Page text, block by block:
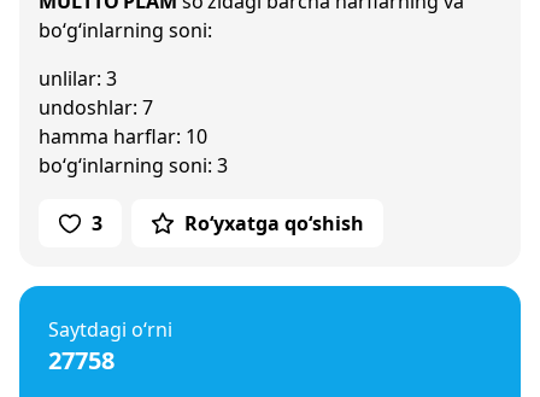
bo‘g‘inlarning soni:
unlilar: 3
undoshlar: 7
hamma harflar: 10
bo‘g‘inlarning soni: 3
3 Ro‘yxatga qo‘shish
Saytdagi o‘rni
27758